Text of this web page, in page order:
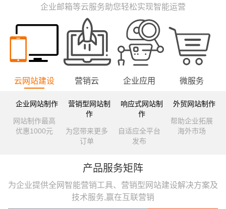
企业邮箱等云服务助您轻松实现智能运营
云网站建设 营销云 企业应用 微服务
企业网站制作
网站制作最高
优惠1000元
营销型网站制
作
为您带来更多
订单
响应式网站制
作
自适应全平台
发布
外贸网站制作
帮助企业拓展
海外市场
产品服务矩阵
为企业提供全网智能营销工具、营销型网站建设解决方案及
技术服务,赢在互联营销